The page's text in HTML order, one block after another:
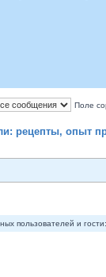
Поле
рецепты, опыт
пользователей и